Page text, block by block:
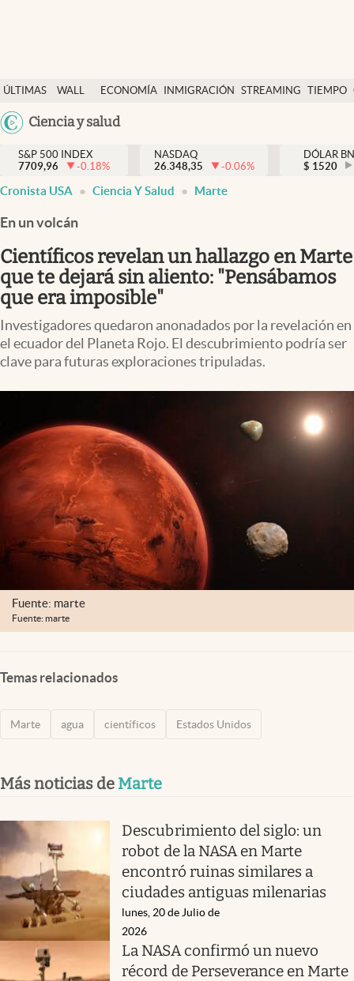
ÚLTIMAS
NOTICIAS
WALL
DÓLAR
ECONOMÍA INMIGRACIÓN STREAMING TIEMPO
México
Ciencia y salud
Finanzas y economía
Wall Street y dólar
Inmigración
Espiritual
Streaming
PC y mobile
Lifestyle
S&P 500 INDEX
7709,96
-0.18%
NASDAQ
26.348,35
-0.06%
DÓLAR
$ 1520
Cronista USA Ciencia Y Salud Marte
En un volcán
Científicos revelan un hallazgo en Marte
que te dejará sin aliento: "Pensábamos
que era imposible"
Investigadores quedaron anonadados por la revelación en
el ecuador del Planeta Rojo. El descubrimiento podría ser
clave para futuras exploraciones tripuladas.
Fuente: marte
Fuente: marte
Temas relacionados
Marte agua científicos Estados Unidos
Más noticias de Marte
Descubrimiento del siglo: un
robot de la NASA en Marte
encontró ruinas similares a
ciudades antiguas milenarias
lunes, 20 de Julio de
2026
La NASA confirmó un nuevo
récord de Perseverance en Marte